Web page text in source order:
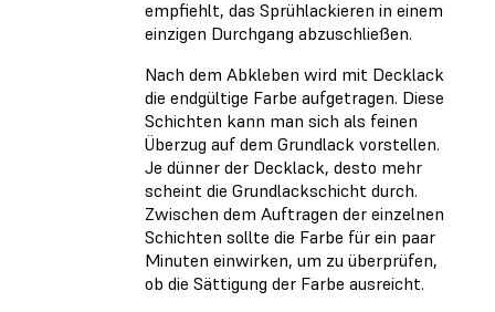
empfiehlt, das Sprühlackieren in einem
einzigen Durchgang abzuschließen.
Nach dem Abkleben wird mit Decklack
die endgültige Farbe aufgetragen. Diese
Schichten kann man sich als feinen
Überzug auf dem Grundlack vorstellen.
Je dünner der Decklack, desto mehr
scheint die Grundlackschicht durch.
Zwischen dem Auftragen der einzelnen
Schichten sollte die Farbe für ein paar
Minuten einwirken, um zu überprüfen,
ob die Sättigung der Farbe ausreicht.